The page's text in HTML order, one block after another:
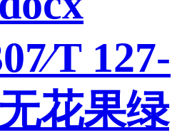
127-
花果绿